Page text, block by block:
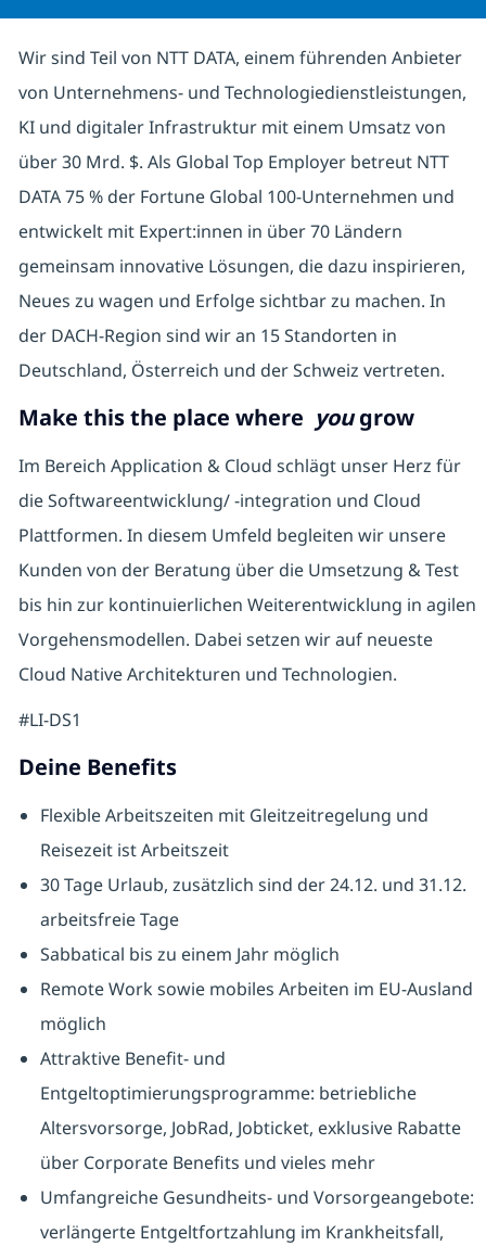
Wir sind Teil von NTT DATA, einem führenden Anbieter
von Unternehmens- und Technologiedienstleistungen,
KI und digitaler Infrastruktur mit einem Umsatz von
über 30 Mrd. $. Als Global Top Employer betreut NTT
DATA 75 % der Fortune Global 100-Unternehmen und
entwickelt mit Expert:innen in über 70 Ländern
gemeinsam innovative Lösungen, die dazu inspirieren,
Neues zu wagen und Erfolge sichtbar zu machen. In
der DACH-Region sind wir an 15 Standorten in
Deutschland, Österreich und der Schweiz vertreten.
Make this the place where yougrow
Im Bereich Application & Cloud schlägt unser Herz für
die Softwareentwicklung/ -integration und Cloud
Plattformen. In diesem Umfeld begleiten wir unsere
Kunden von der Beratung über die Umsetzung & Test
bis hin zur kontinuierlichen Weiterentwicklung in agilen
Vorgehensmodellen. Dabei setzen wir auf neueste
Cloud Native Architekturen und Technologien.
#LI-DS1
Deine Benefits
Flexible Arbeitszeiten mit Gleitzeitregelung und
Reisezeit ist Arbeitszeit
30 Tage Urlaub, zusätzlich sind der 24.12. und 31.12.
arbeitsfreie Tage
Sabbatical bis zu einem Jahr möglich
Remote Work sowie mobiles Arbeiten im EU-Ausland
möglich
Attraktive Benefit- und
Entgeltoptimierungsprogramme: betriebliche
Altersvorsorge, JobRad, Jobticket, exklusive Rabatte
über Corporate Benefits und vieles mehr
Umfangreiche Gesundheits- und Vorsorgeangebote:
verlängerte Entgeltfortzahlung im Krankheitsfall,